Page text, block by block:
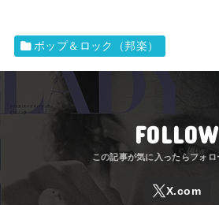
ポップ＆ロック（邦楽）
FOLLOW